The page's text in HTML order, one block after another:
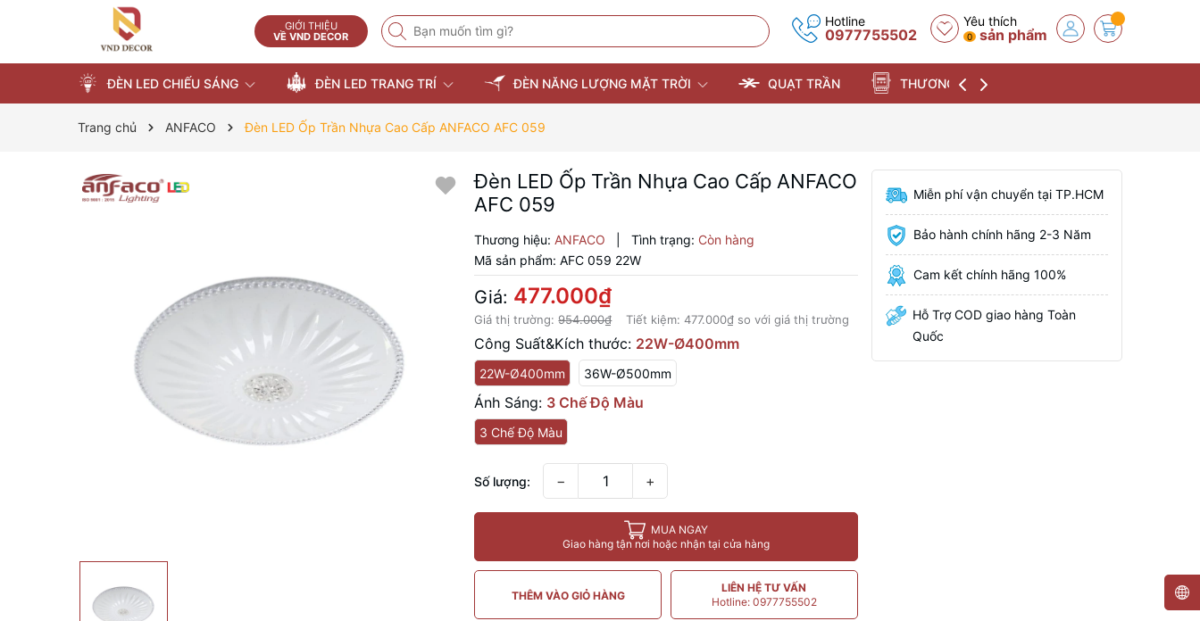
GIỚI THIỆU
VỀ VND DECOR
Hotline
0977755502
Yêu thích
0 sản phẩm
ĐÈN LED CHIẾU SÁNG ĐÈN LED TRANG TRÍ ĐÈN NĂNG LƯỢNG MẶT TRỜI QUẠT TRẦN THƯƠNG HIỆU
Trang chủ ANFACO Đèn LED Ốp Trần Nhựa Cao Cấp ANFACO AFC 059
Đèn LED Ốp Trần Nhựa Cao Cấp ANFACO
AFC 059
Thương hiệu: ANFACO Tình trạng: Còn hàng
Mã sản phẩm:AFC 059 22W
Giá: 477.000₫
Giá thị trường:954.000₫ Tiết kiệm:477.000₫ so với giá thị trường
Công Suất&Kích thước: 22W-Ø400mm
22W-Ø400mm 36W-Ø500mm
Ánh Sáng: 3 Chế Độ Màu
3 Chế Độ Màu
Số lượng: − +
MUA NGAY
Giao hàng tận nơi hoặc nhận tại cửa hàng
THÊM VÀO GIỎ HÀNG
LIÊN HỆ TƯ VẤN
Hotline: 0977755502
Miễn phí vận chuyển tại TP.HCM
Bảo hành chính hãng 2-3 Năm
Cam kết chính hãng 100%
Hỗ Trợ COD giao hàng Toàn
Quốc